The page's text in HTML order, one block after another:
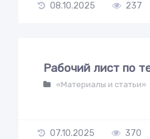
08.10.2025 237
Рабочий лист по
«Материалы и статьи»
07.10.2025 370